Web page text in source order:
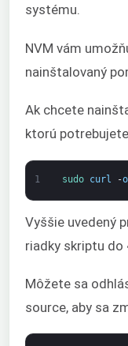
systému.
NVM vám
nainštalovaný
Ak chcete
ktorú
1 sudo curl -o
Vyššie uvedený
riadky skriptu do
Môžete sa
source, aby sa